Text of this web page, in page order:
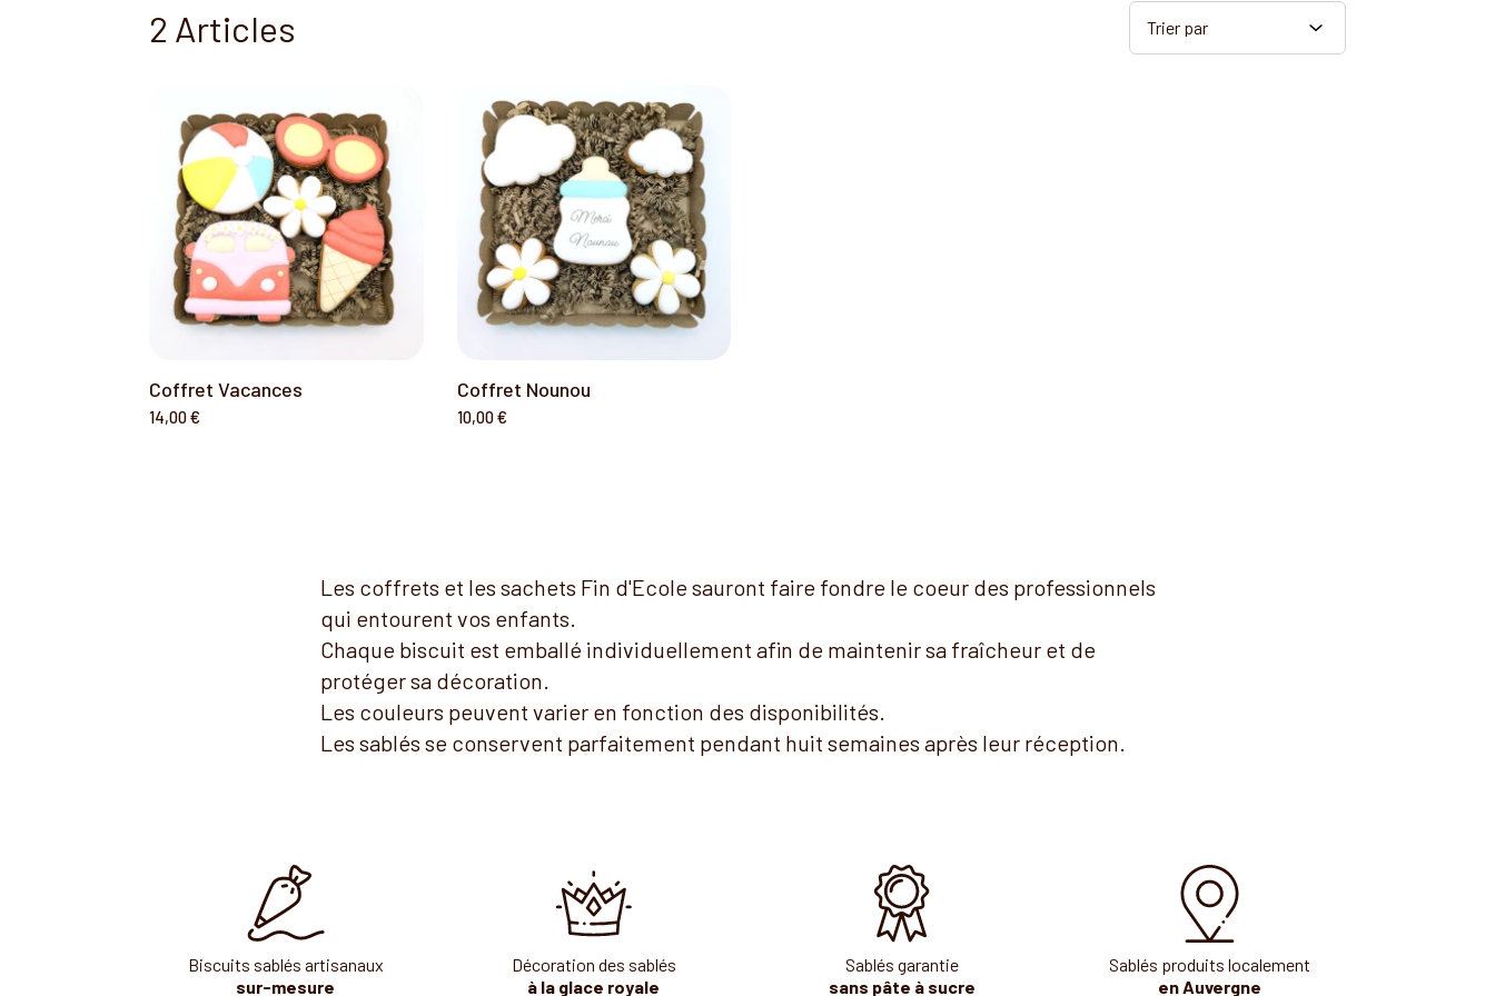
2 Articles
Coffret Vacances
14,00 €
Coffret Nounou
10,00 €
Les coffrets et les sachets Fin d'Ecole sauront faire fondre le coeur des professionnels
qui entourent vos enfants.
Chaque biscuit est emballé individuellement afin de maintenir sa fraîcheur et de
protéger sa décoration.
Les couleurs peuvent varier en fonction des disponibilités.
Les sablés se conservent parfaitement pendant huit semaines après leur réception.
Biscuits sablés artisanaux
sur-mesure
Décoration des sablés
à la glace royale
Sablés garantie
sans pâte à sucre
Sablés produits localement
en Auvergne